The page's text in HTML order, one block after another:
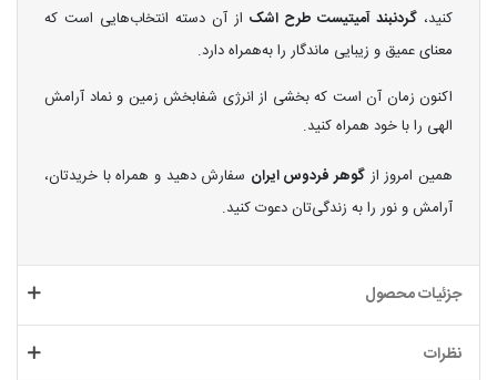
کنید،گردنبند آمیتیست طرح اشک از آن دسته انتخاب‌هایی است که
معنای عمیق و زیبایی ماندگار را به‌همراه دارد.
اکنون زمان آن است که بخشی از انرژی شفابخش زمین و نماد آرامش
الهی را با خود همراه کنید.
همین امروز از گوهر فردوس ایران سفارش دهید و همراه با خریدتان،
آرامش و نور را به زندگی‌تان دعوت کنید.
جزئیات محصول
نظرات